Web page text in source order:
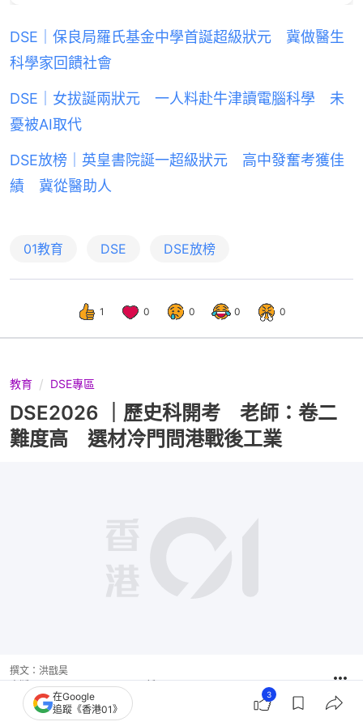
DSE｜保良局羅氏基金中學首誕超級狀元 冀做醫生
科學家回饋社會
DSE｜女拔誕兩狀元 一人料赴牛津讀電腦科學 未
憂被AI取代
DSE放榜｜英皇書院誕一超級狀元 高中發奮考獲佳
績 冀從醫助人
01教育 DSE DSE放榜
1 0 0 0 0
教育 DSE專區
DSE2026 ｜歷史科開考 老師：卷二
難度高 選材冷門問港戰後工業
撰文： 洪戩昊
出版：2026-04-25 17:57
在Google
追蹤《香港01》
3